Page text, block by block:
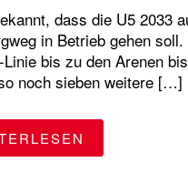
dass die U5 2033
in Betrieb gehen
Linie bis zu den Arenen
noch sieben weitere […]